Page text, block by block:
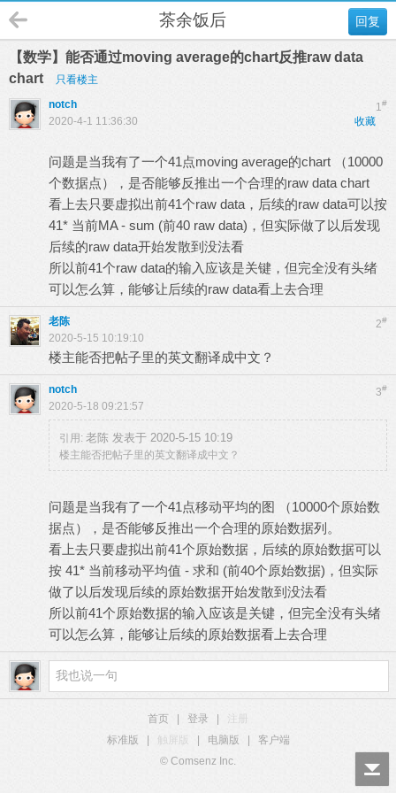
回复
茶余饭后
【数学】能否通过moving average的chart反推raw data
chart
只看楼主
1#
notch
收藏
2020-4-1 11:36:30
问题是当我有了一个41点moving average的chart （10000
个数据点），是否能够反推出一个合理的raw data chart
看上去只要虚拟出前41个raw data，后续的raw data可以按
41* 当前MA - sum (前40 raw data)，但实际做了以后发现
后续的raw data开始发散到没法看
所以前41个raw data的输入应该是关键，但完全没有头绪
可以怎么算，能够让后续的raw data看上去合理
2#
老陈
2020-5-15 10:19:10
楼主能否把帖子里的英文翻译成中文？
3#
notch
2020-5-18 09:21:57
引用: 老陈 发表于 2020-5-15 10:19
楼主能否把帖子里的英文翻译成中文？
问题是当我有了一个41点移动平均的图 （10000个原始数
据点），是否能够反推出一个合理的原始数据列。
看上去只要虚拟出前41个原始数据，后续的原始数据可以
按 41* 当前移动平均值 - 求和 (前40个原始数据)，但实际
做了以后发现后续的原始数据开始发散到没法看
所以前41个原始数据的输入应该是关键，但完全没有头绪
可以怎么算，能够让后续的原始数据看上去合理
首页 登录
注册
标准版
触屏版 电脑版
客户端
© Comsenz Inc.